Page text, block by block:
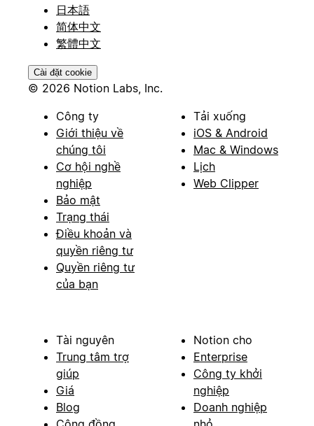
日本語
简体中文
繁體中文
Cài đặt cookie
© 2026 Notion Labs, Inc.
Công ty
Giới thiệu về
chúng tôi
Cơ hội nghề
nghiệp
Bảo mật
Trạng thái
Điều khoản và
quyền riêng tư
Quyền riêng tư
của bạn
Tải xuống
iOS & Android
Mac & Windows
Lịch
Web Clipper
Tài nguyên
Trung tâm trợ
giúp
Giá
Blog
Notion cho
Enterprise
Công ty khởi
nghiệp
Doanh nghiệp